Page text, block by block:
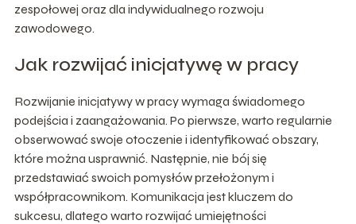
zespołowej oraz dla indywidualnego rozwoju
zawodowego.
Jak rozwijać inicjatywę w pracy
Rozwijanie inicjatywy w pracy wymaga świadomego
podejścia i zaangażowania. Po pierwsze, warto regularnie
obserwować swoje otoczenie i identyfikować obszary,
które można usprawnić. Następnie, nie bój się
przedstawiać swoich pomysłów przełożonym i
współpracownikom. Komunikacja jest kluczem do
sukcesu, dlatego warto rozwijać umiejętności